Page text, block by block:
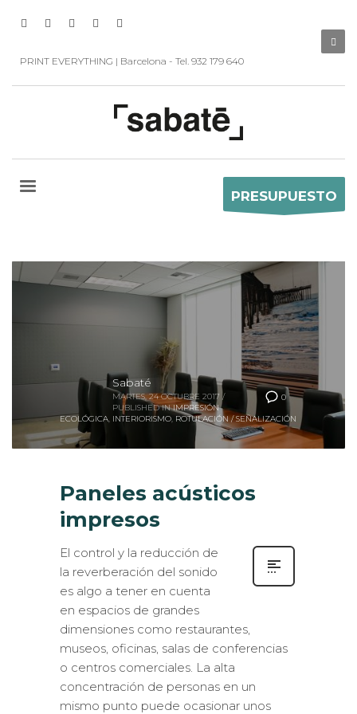
PRINT EVERYTHING | Barcelona - Tel. 932 179 640
PRESUPUESTO
0
Sabaté
MARTES, 24 OCTUBRE 2017 /
PUBLISHED IN IMPRESIÓN
ECOLÓGICA, INTERIORISMO, ROTULACIÓN / SEÑALIZACIÓN
Paneles acústicos
impresos
El control y la reducción de
la reverberación del sonido
es algo a tener en cuenta
en espacios de grandes
dimensiones como restaurantes,
museos, oficinas, salas de conferencias
o centros comerciales. La alta
concentración de personas en un
mismo punto puede ocasionar unos